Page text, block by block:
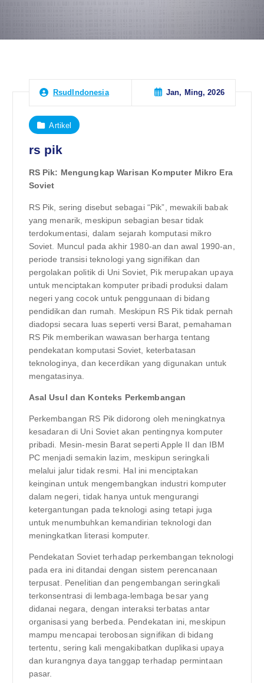
RsudIndonesia Jan, Ming, 2026
Artikel
rs pik
RS Pik: Mengungkap Warisan Komputer Mikro Era
Soviet
RS Pik, sering disebut sebagai “Pik”, mewakili babak
yang menarik, meskipun sebagian besar tidak
terdokumentasi, dalam sejarah komputasi mikro
Soviet. Muncul pada akhir 1980-an dan awal 1990-an,
periode transisi teknologi yang signifikan dan
pergolakan politik di Uni Soviet, Pik merupakan upaya
untuk menciptakan komputer pribadi produksi dalam
negeri yang cocok untuk penggunaan di bidang
pendidikan dan rumah. Meskipun RS Pik tidak pernah
diadopsi secara luas seperti versi Barat, pemahaman
RS Pik memberikan wawasan berharga tentang
pendekatan komputasi Soviet, keterbatasan
teknologinya, dan kecerdikan yang digunakan untuk
mengatasinya.
Asal Usul dan Konteks Perkembangan
Perkembangan RS Pik didorong oleh meningkatnya
kesadaran di Uni Soviet akan pentingnya komputer
pribadi. Mesin-mesin Barat seperti Apple II dan IBM
PC menjadi semakin lazim, meskipun seringkali
melalui jalur tidak resmi. Hal ini menciptakan
keinginan untuk mengembangkan industri komputer
dalam negeri, tidak hanya untuk mengurangi
ketergantungan pada teknologi asing tetapi juga
untuk menumbuhkan kemandirian teknologi dan
meningkatkan literasi komputer.
Pendekatan Soviet terhadap perkembangan teknologi
pada era ini ditandai dengan sistem perencanaan
terpusat. Penelitian dan pengembangan seringkali
terkonsentrasi di lembaga-lembaga besar yang
didanai negara, dengan interaksi terbatas antar
organisasi yang berbeda. Pendekatan ini, meskipun
mampu mencapai terobosan signifikan di bidang
tertentu, sering kali mengakibatkan duplikasi upaya
dan kurangnya daya tanggap terhadap permintaan
pasar.